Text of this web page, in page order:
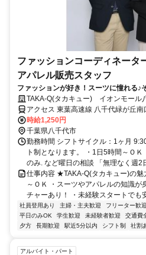
ファッションコーディネータ
アパレル販売スタッフ
ファッションが好き！スーツに憧れる♪
す！★あなたのセンスをちょっぴり付
を仕事にしてみませんか★週3日～、1
方も多数活躍中◎アルバイトでも待遇充
TAKA-Q(タカキュー) イオンモール
アクセス 東葉高速線 八千代緑が丘南
日大前西口徒歩約20分、東葉高速線
東葉高速鉄道［八千代緑が丘駅］直結
時給1,250円
千葉県八千代市
勤務時間 シフトサイクル：1ヶ月
ト制となります。 ・1日5時間～Ｏ
のみ. など曜日の相談 「無理なく週2
仕事内容 ★TAKA-Q(タカキュー)の魅
～ＯＫ ・スーツやアパレルの知識が
チャーあり！ ・未経験スタートでも
社員登用あり 主婦・主夫歓迎 フリーター歓迎
平日のみOK
学生歓迎 未経験者歓迎 交通費
夕方
長期歓迎 駅近5分以内 シフト制 社割
アルバイト・パート